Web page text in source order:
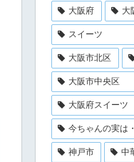
大阪府 大
スイーツ
大阪市北区
大阪市中央区
大阪府スイーツ
今ちゃんの実は
神戸市 中